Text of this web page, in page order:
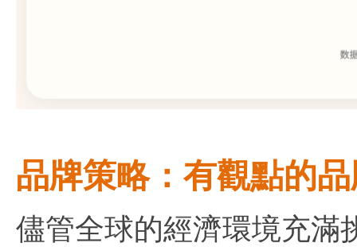
品牌策略：有觀點的
儘管全球的經濟環境充滿